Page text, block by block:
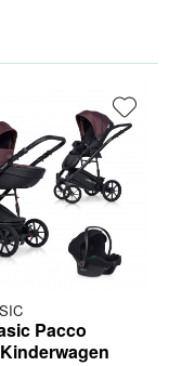
Pacco